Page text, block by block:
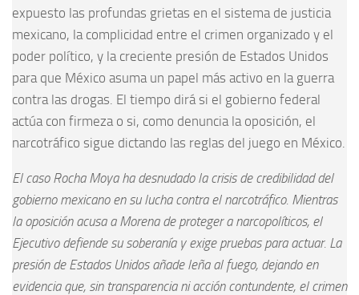
expuesto las profundas grietas en el sistema de justicia
mexicano, la complicidad entre el crimen organizado y el
poder político, y la creciente presión de Estados Unidos
para que México asuma un papel más activo en la guerra
contra las drogas. El tiempo dirá si el gobierno federal
actúa con firmeza o si, como denuncia la oposición, el
narcotráfico sigue dictando las reglas del juego en México.
El caso Rocha Moya ha desnudado la crisis de credibilidad del
gobierno mexicano en su lucha contra el narcotráfico. Mientras
la oposición acusa a Morena de proteger a narcopolíticos, el
Ejecutivo defiende su soberanía y exige pruebas para actuar. La
presión de Estados Unidos añade leña al fuego, dejando en
evidencia que, sin transparencia ni acción contundente, el crimen